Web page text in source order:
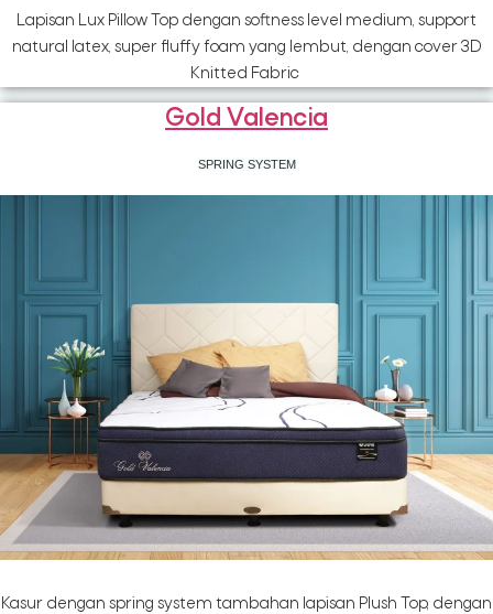
Lapisan Lux Pillow Top dengan softness level medium, support
natural latex, super fluffy foam yang lembut, dengan cover 3D
Knitted Fabric
Gold Valencia
SPRING SYSTEM
Kasur dengan spring system tambahan lapisan Plush Top, dengan